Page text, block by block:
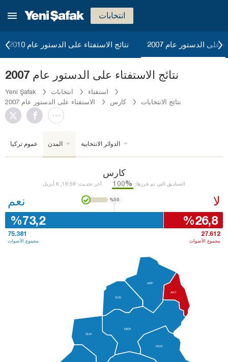
انتخابات
نتائج الاستفتاء على الدستور عام 2010 على الدستور عام 2007
نتائج الاستفتاء على الدستور عام 2007
Yeni Şafak انتخابات
استفتاء
الاستفتاء على الدستور عام 2007
كارس نتائج الانتخابات
عموم تركيا المدن الدوائر الانتخابية
كارس
آخر تحديث: 18:59, 6 أبريل الصناديق التي تم فرزها: %100
%50
نعم
%73,2
75.381
مجموع الأصوات
لا
%26,8
27.612
مجموع الأصوات
ARP
DGR
MER
SLM
SUS
AKY